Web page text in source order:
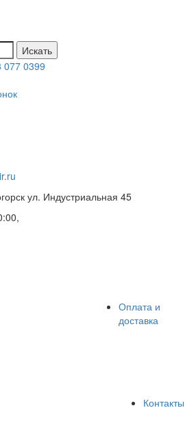
Искать
077 0399
ул. Индустриальная 45
Оплата и
доставка
Контакты